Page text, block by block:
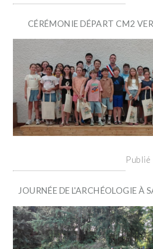
CÉRÉMONIE DÉPART CM2
JOURNÉE DE L'ARCHÉOLOGIE À